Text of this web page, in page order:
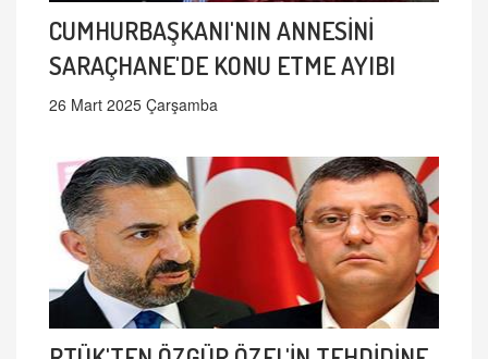
CUMHURBAŞKANI'NIN ANNESİNİ
SARAÇHANE'DE KONU ETME AYIBI
26 Mart 2025 Çarşamba